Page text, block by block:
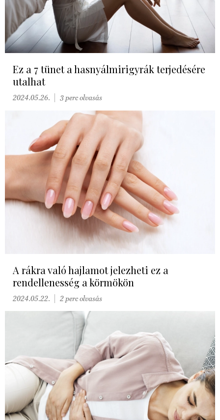
Ez a 7 tünet a hasnyálmirigyrák terjedésére
utalhat
2024.05.26. 3 perc olvasás
A rákra való hajlamot jelezheti ez a
rendellenesség a körmökön
2024.05.22. 2 perc olvasás